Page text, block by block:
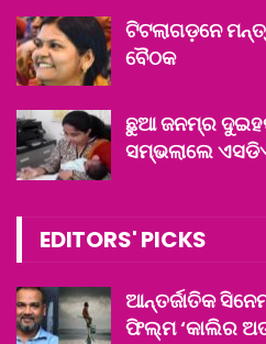
ଟିଟଲାଗଡ଼ନେ
ବୈଠକ
ଛୁଆ ଜନମ୍‌ର
ସମ୍ଭଲାଲେ
EDITORS' PICKS
ଆନ୍ତର୍ଜାତିକ
ଫିଲ୍ମ ‘କାଲିର